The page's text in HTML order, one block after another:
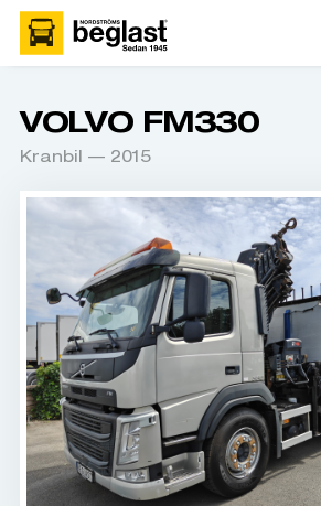
VOLVO FM330
Kranbil — 2015